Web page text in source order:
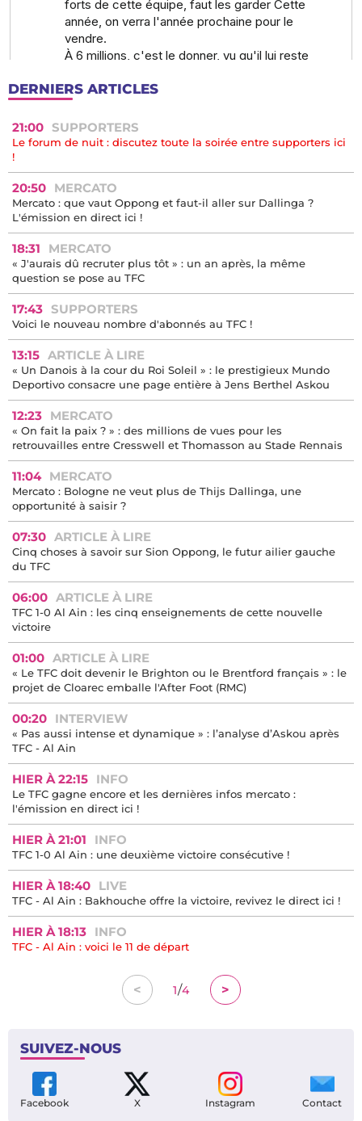
DERNIERS ARTICLES
21:00 SUPPORTERS
Le forum de nuit : discutez toute la soirée entre supporters ici
!
20:50 MERCATO
Mercato : que vaut Oppong et faut-il aller sur Dallinga ?
L'émission en direct ici !
18:31 MERCATO
« J'aurais dû recruter plus tôt » : un an après, la même
question se pose au TFC
17:43 SUPPORTERS
Voici le nouveau nombre d'abonnés au TFC !
13:15 ARTICLE À LIRE
« Un Danois à la cour du Roi Soleil » : le prestigieux Mundo
Deportivo consacre une page entière à Jens Berthel Askou
12:23 MERCATO
« On fait la paix ? » : des millions de vues pour les
retrouvailles entre Cresswell et Thomasson au Stade Rennais
11:04 MERCATO
Mercato : Bologne ne veut plus de Thijs Dallinga, une
opportunité à saisir ?
07:30 ARTICLE À LIRE
Cinq choses à savoir sur Sion Oppong, le futur ailier gauche
du TFC
06:00 ARTICLE À LIRE
TFC 1-0 Al Ain : les cinq enseignements de cette nouvelle
victoire
01:00 ARTICLE À LIRE
« Le TFC doit devenir le Brighton ou le Brentford français » : le
projet de Cloarec emballe l'After Foot (RMC)
00:20 INTERVIEW
« Pas aussi intense et dynamique » : l’analyse d’Askou après
TFC - Al Ain
HIER À 22:15 INFO
Le TFC gagne encore et les dernières infos mercato :
l'émission en direct ici !
INFO
TFC 1-0 Al Ain : une deuxième victoire consécutive !
TFC - Al Ain : voici le 11 de départ